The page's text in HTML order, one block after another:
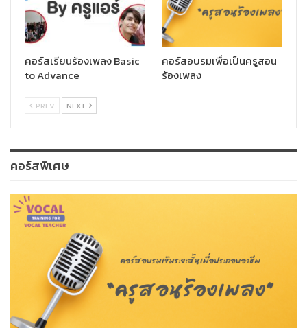
คอร์สเรียนร้องเพลง Basic
to Advance
คอร์สอบรมเพื่อเป็นครูสอน
ร้องเพลง
PREV NEXT
คอร์สพิเศษ